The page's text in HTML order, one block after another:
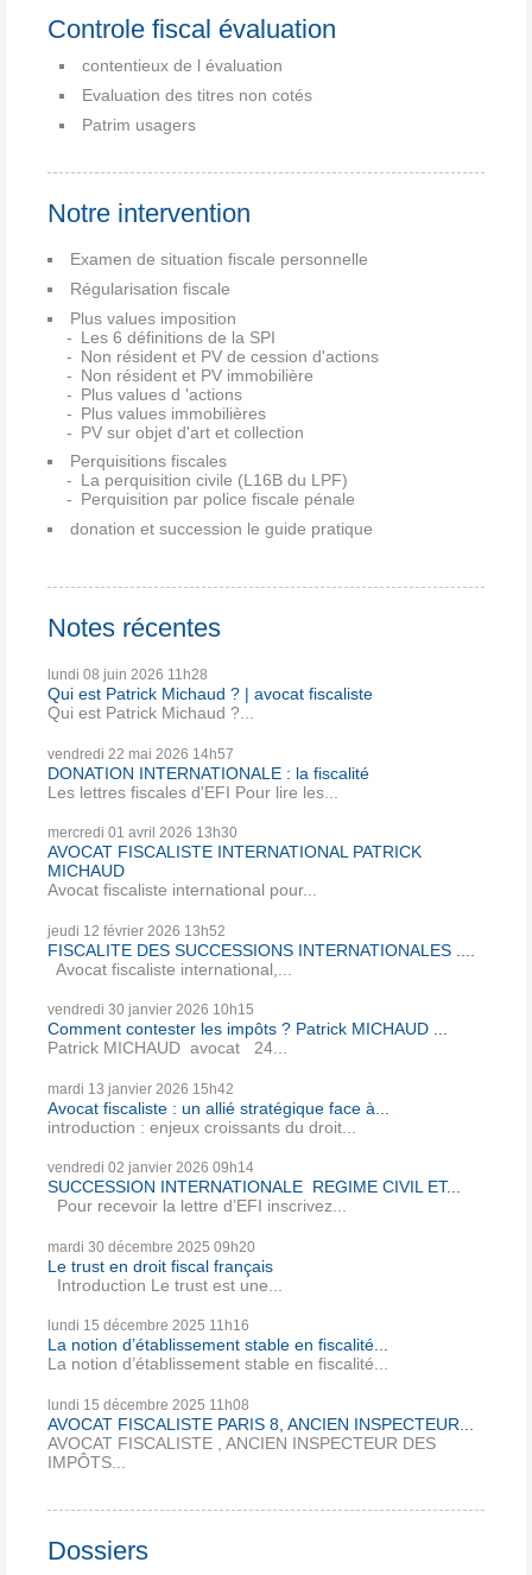
Controle fiscal évaluation
contentieux de l évaluation
Evaluation des titres non cotés
Patrim usagers
Notre intervention
Examen de situation fiscale personnelle
Régularisation fiscale
Plus values imposition
Les 6 définitions de la SPI
Non résident et PV de cession d'actions
Non résident et PV immobilière
Plus values d 'actions
Plus values immobilières
PV sur objet d'art et collection
Perquisitions fiscales
La perquisition civile (L16B du LPF)
Perquisition par police fiscale pénale
donation et succession le guide pratique
Notes récentes
lundi 08 juin 2026 11h28
Qui est Patrick Michaud ? | avocat fiscaliste
Qui est Patrick Michaud ?...
vendredi 22 mai 2026 14h57
DONATION INTERNATIONALE : la fiscalité
Les lettres fiscales d'EFI Pour lire les...
mercredi 01 avril 2026 13h30
AVOCAT FISCALISTE INTERNATIONAL PATRICK
MICHAUD
Avocat fiscaliste international pour...
jeudi 12 février 2026 13h52
FISCALITE DES SUCCESSIONS INTERNATIONALES ....
Avocat fiscaliste international,...
vendredi 30 janvier 2026 10h15
Comment contester les impôts ? Patrick MICHAUD ...
Patrick MICHAUD avocat 24...
mardi 13 janvier 2026 15h42
Avocat fiscaliste : un allié stratégique face à...
introduction : enjeux croissants du droit...
vendredi 02 janvier 2026 09h14
SUCCESSION INTERNATIONALE REGIME CIVIL ET...
Pour recevoir la lettre d’EFI inscrivez...
mardi 30 décembre 2025 09h20
Le trust en droit fiscal français
Introduction Le trust est une...
lundi 15 décembre 2025 11h16
La notion d’établissement stable en fiscalité...
La notion d’établissement stable en fiscalité...
lundi 15 décembre 2025 11h08
AVOCAT FISCALISTE PARIS 8, ANCIEN INSPECTEUR...
AVOCAT FISCALISTE , ANCIEN INSPECTEUR DES
IMPÔTS...
Dossiers